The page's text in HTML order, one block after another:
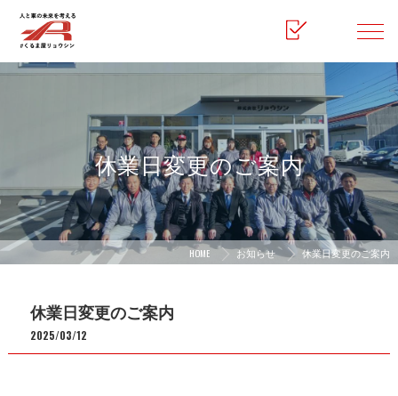
休業日変更のご案内
HOME お知らせ 休業日変更のご案内
休業日変更のご案内
2025/03/12